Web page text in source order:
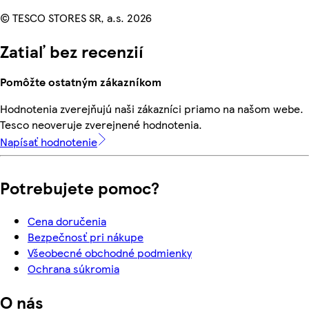
© TESCO STORES SR, a.s. 2026
Zatiaľ bez recenzií
Pomôžte ostatným zákazníkom
Hodnotenia zverejňujú naši zákazníci priamo na našom webe.
Tesco neoveruje zverejnené hodnotenia.
Napísať hodnotenie
Potrebujete pomoc?
Cena doručenia
Bezpečnosť pri nákupe
Všeobecné obchodné podmienky
Ochrana súkromia
O nás